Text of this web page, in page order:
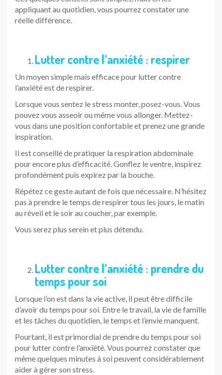
appliquant au quotidien, vous pourrez constater une
réelle différence.
Lutter contre l’anxiété : respirer
Un moyen simple mais efficace pour lutter contre
l’anxiété est de respirer.
Lorsque vous sentez le stress monter, posez-vous. Vous
pouvez vous asseoir ou même vous allonger. Mettez-
vous dans une position confortable et prenez une grande
inspiration.
Il est conseillé de pratiquer la respiration abdominale
pour encore plus d’efficacité. Gonflez le ventre, inspirez
profondément puis expirez par la bouche.
Répétez ce geste autant de fois que nécessaire. N’hésitez
pas à prendre le temps de respirer tous les jours, le matin
au réveil et le soir au coucher, par exemple.
Vous serez plus serein et plus détendu.
Lutter contre l’anxiété : prendre du
temps pour soi
Lorsque l’on est dans la vie active, il peut être difficile
d’avoir du temps pour soi. Entre le travail, la vie de famille
et les tâches du quotidien, le temps et l’envie manquent.
Pourtant, il est primordial de prendre du temps pour soi
pour lutter contre l’anxiété. Vous pourrez constater que
même quelques minutes à soi peuvent considérablement
aider à gérer son stress.